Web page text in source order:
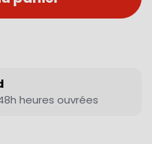
heures ouvrées